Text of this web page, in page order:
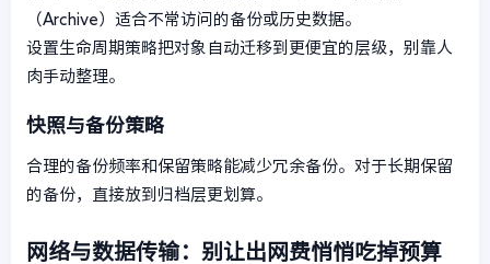
（Archive）适合不常访问的备份或历史数据。
设置生命周期策略把对象自动迁移到更便宜的层级，别靠人
肉手动整理。
快照与备份策略
合理的备份频率和保留策略能减少冗余备份。对于长期保留
的备份，直接放到归档层更划算。
网络与数据传输：别让出网费悄悄吃掉预算